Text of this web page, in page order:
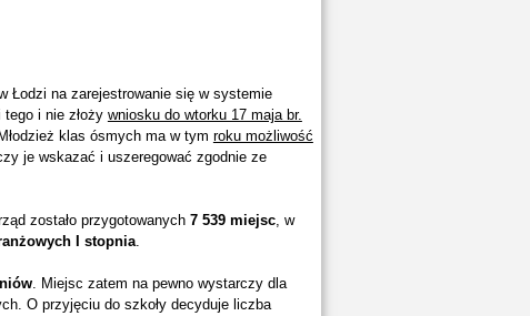
Łodzi na zarejestrowanie się w systemie
i nie złoży wniosku do wtorku 17 maja br.
klas ósmych ma w tym roku możliwość
je wskazać i uszeregować zgodnie ze
zostało przygotowanych 7 539 miejsc, w
I stopnia.
. Miejsc zatem na pewno wystarczy dla
O przyjęciu do szkoły decyduje liczba